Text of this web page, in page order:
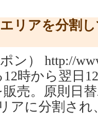
リアを分割
ン） http://
時から翌日
売。原則日
アに分割さ